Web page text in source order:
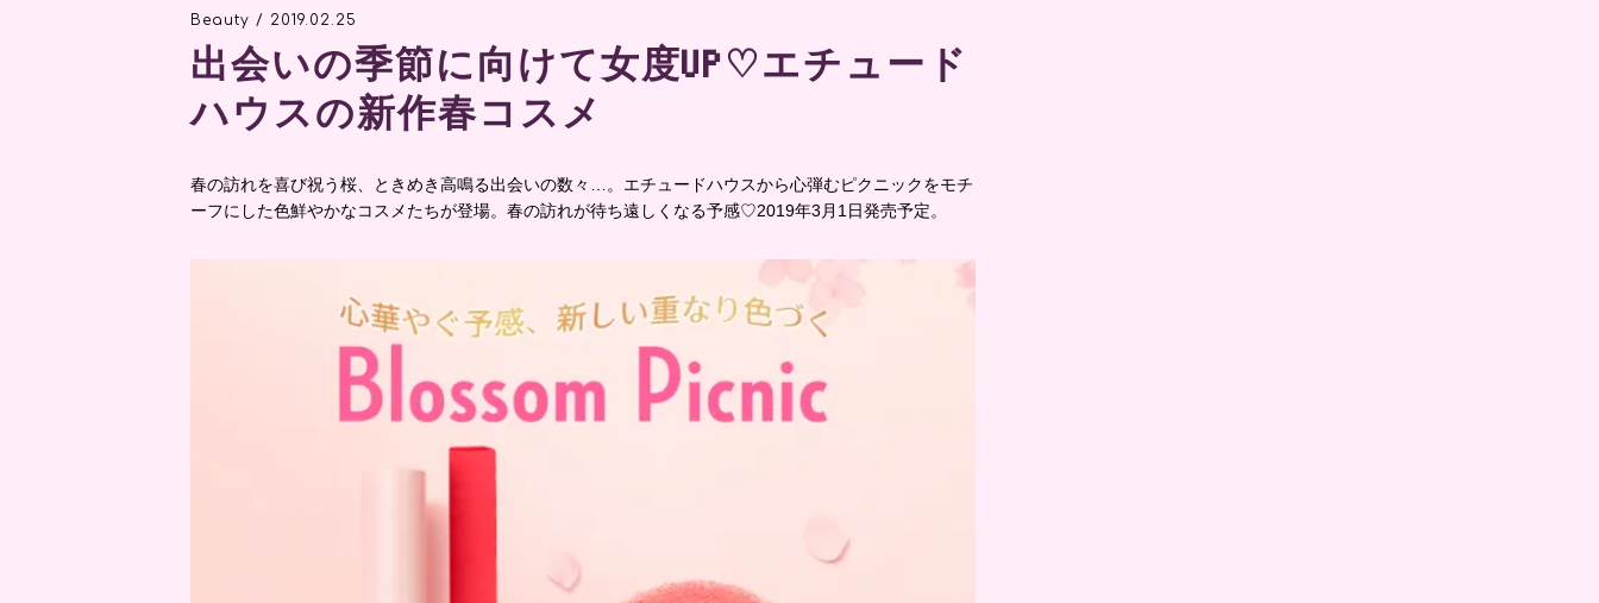
Beauty / 2019.02.25
出会いの季節に向けて女度UP♡エチュード
ハウスの新作春コスメ
春の訪れを喜び祝う桜、ときめき高鳴る出会いの数々…。エチュードハウスから心弾むピクニックをモチ
ーフにした色鮮やかなコスメたちが登場。春の訪れが待ち遠しくなる予感♡2019年3月1日発売予定。